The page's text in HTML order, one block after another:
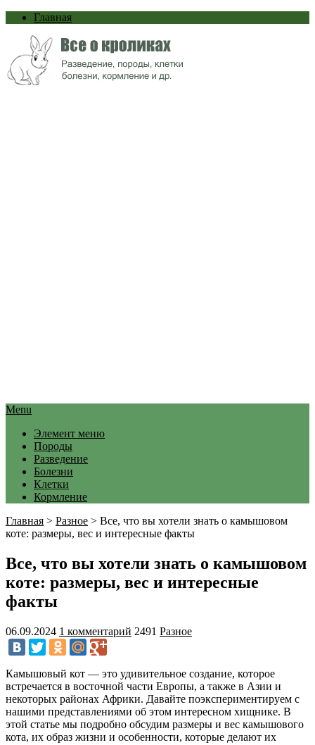
Главная
Menu
Элемент меню
Породы
Разведение
Болезни
Клетки
Кормление
Главная > Разное > Все, что вы хотели знать о камышовом
коте: размеры, вес и интересные факты
Все, что вы хотели знать о камышовом
коте: размеры, вес и интересные
факты
06.09.2024 1 комментарий 2491 Разное
Камышовый кот — это удивительное создание, которое
встречается в восточной части Европы, а также в Азии и
некоторых районах Африки. Давайте поэкспериментируем с
нашими представлениями об этом интересном хищнике. В
этой статье мы подробно обсудим размеры и вес камышового
кота, их образ жизни и особенности, которые делают их